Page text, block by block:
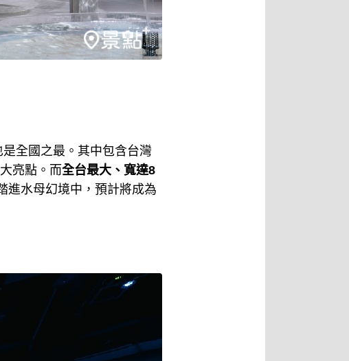
全國之最。其中包含台灣
亮點。而全台最大、寬達8
進水母幻境中，預計將成為